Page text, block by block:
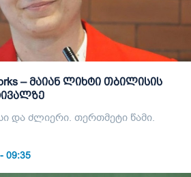
– მაიან ლიხტი თბილისის
და ძლიერი. თერთმეტი წამი.
09:35